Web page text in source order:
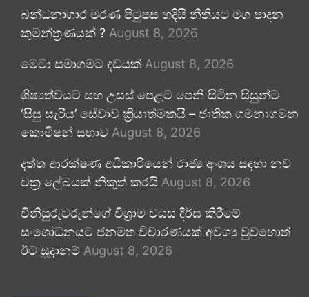
බන්ධනාගාර මරණ පිටුපස හදිසි නීතියට මග පාදන
කුමන්ත්‍රණයක් ? August 8, 2026
මෙටා සමාගමට දඩයක් August 8, 2026
ශිෂ්‍යත්වයට සහ උසස් පෙළට පෙනී සිටින සිසුන්ට
‘සිසු සැරිය’ සේවාව ක්‍රියාත්මකයි – ජාතික ගමනාගමන
කොමිෂන් සභාව August 8, 2026
දත්ත ආරක්ෂණ අධිකාරියෙන් රාජ්‍ය අංශය සඳහා නව
චක්‍ර ලේඛයක් නිකුත් කරයි August 8, 2026
විනිසුරුවරුන්ගේ විශ්‍රාම වයස දීර්ඝ කිරීමේ
සංශෝධනයට ජනමත විචාරණයක් අවශ්‍ය වුවහොත්
ඊට සූදානම් August 8, 2026